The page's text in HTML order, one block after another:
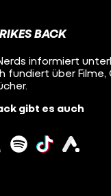
BACK
informiert
über Filme,
gibt es auch